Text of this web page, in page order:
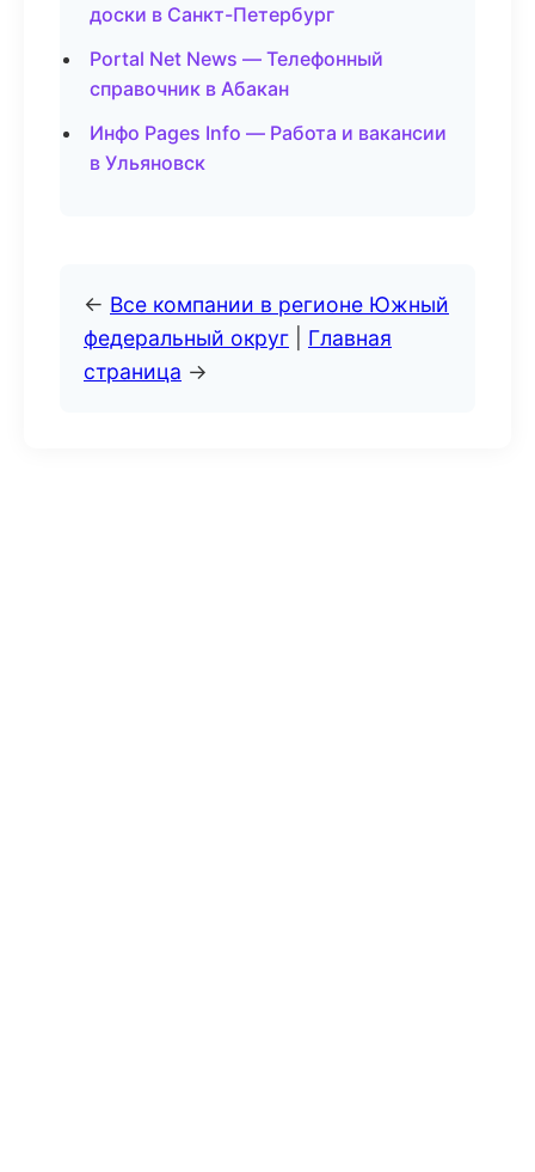
доски в Санкт-Петербург
Portal Net News — Телефонный
справочник в Абакан
Инфо Pages Info — Работа и вакансии
в Ульяновск
← Все компании в регионе Южный
федеральный округ
Главная
страница →